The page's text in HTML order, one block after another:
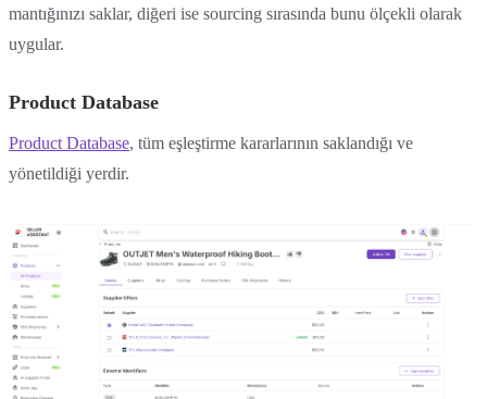
mantığınızı saklar, diğeri ise sourcing sırasında bunu ölçekli olarak
uygular.
Product Database
Product Database, tüm eşleştirme kararlarının saklandığı ve
yönetildiği yerdir.